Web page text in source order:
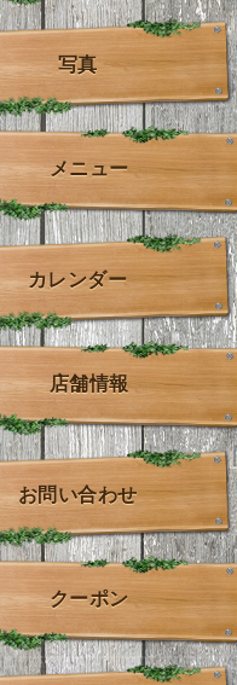
写真
メニュー
カレンダー
店舗情報
お問い合わせ
クーポン